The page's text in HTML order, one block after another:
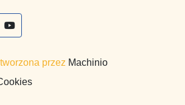
youtube
przez Machinio